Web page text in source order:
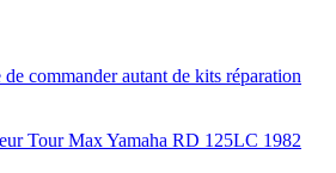
commander autant de kits réparation